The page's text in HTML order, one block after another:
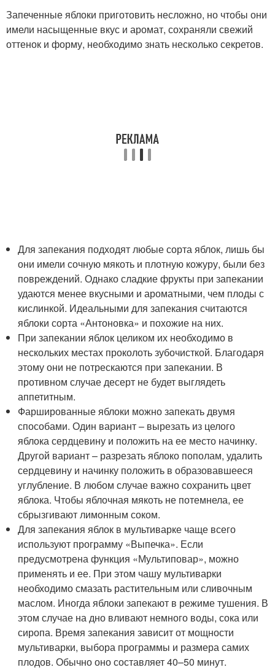
Запеченные яблоки приготовить несложно, но чтобы они
имели насыщенные вкус и аромат, сохраняли свежий
оттенок и форму, необходимо знать несколько секретов.
Для запекания подходят любые сорта яблок, лишь бы
они имели сочную мякоть и плотную кожуру, были без
повреждений. Однако сладкие фрукты при запекании
удаются менее вкусными и ароматными, чем плоды с
кислинкой. Идеальными для запекания считаются
яблоки сорта «Антоновка» и похожие на них.
При запекании яблок целиком их необходимо в
нескольких местах проколоть зубочисткой. Благодаря
этому они не потрескаются при запекании. В
противном случае десерт не будет выглядеть
аппетитным.
Фаршированные яблоки можно запекать двумя
способами. Один вариант – вырезать из целого
яблока сердцевину и положить на ее место начинку.
Другой вариант – разрезать яблоко пополам, удалить
сердцевину и начинку положить в образовавшееся
углубление. В любом случае важно сохранить цвет
яблока. Чтобы яблочная мякоть не потемнела, ее
сбрызгивают лимонным соком.
Для запекания яблок в мультиварке чаще всего
используют программу «Выпечка». Если
предусмотрена функция «Мультиповар», можно
применять и ее. При этом чашу мультиварки
необходимо смазать растительным или сливочным
маслом. Иногда яблоки запекают в режиме тушения. В
этом случае на дно вливают немного воды, сока или
сиропа. Время запекания зависит от мощности
мультиварки, выбора программы и размера самих
плодов. Обычно оно составляет 40–50 минут.